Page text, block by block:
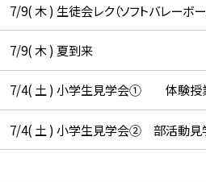
7/9( 木 ) 生徒会レク（ソフトバレーボー
7/9( 木 ) 夏到来
7/4( 土 ) 小学生見学会① 体験授業
7/4( 土 ) 小学生見学会② 部活動見